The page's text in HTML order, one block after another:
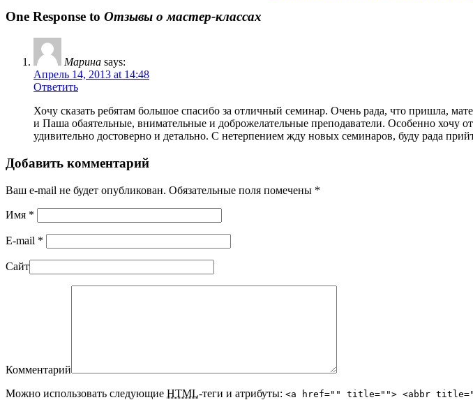
One Response to Отзывы о мастер-классах
Марина says:
Апрель 14, 2013 at 14:48
Ответить
Хочу сказать ребятам большое спасибо за отличный семинар. Очень рада, что пришла,
и Паша обаятельные, внимательные и доброжелательные преподаватели. Особенно хочу
удивительно достоверно и детально. С нетерпением жду новых семинаров, буду рада
Добавить комментарий
Ваш e-mail не будет опубликован. Обязательные поля помечены *
Имя *
E-mail *
Сайт
Комментарий
Можно использовать следующие HTML-теги и атрибуты: <a href="" title=""> <abbr